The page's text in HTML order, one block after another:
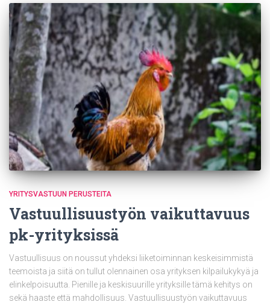
YRITYSVASTUUN PERUSTEITA
Vastuullisuustyön vaikuttavuus
pk-yrityksissä
Vastuullisuus on noussut yhdeksi liiketoiminnan keskeisimmistä
teemoista ja siitä on tullut olennainen osa yrityksen kilpailukykyä ja
elinkelpoisuutta. Pienille ja keskisuurille yrityksille tämä kehitys on
sekä haaste että mahdollisuus. Vastuullisuustyön vaikuttavuus